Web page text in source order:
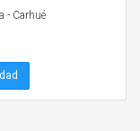
- Carhué